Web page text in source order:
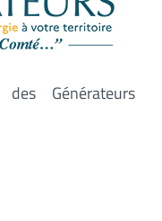
Générateurs